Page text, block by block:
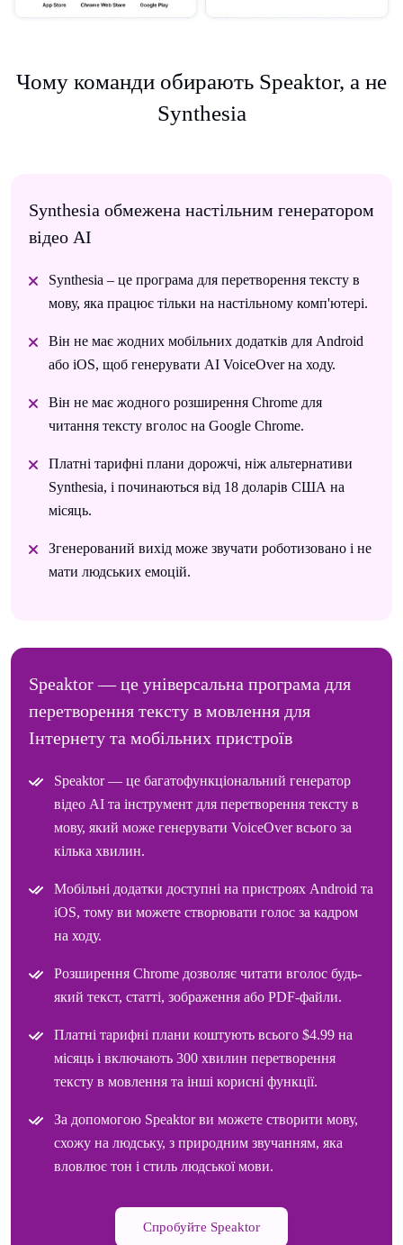
Чому команди обирають Speaktor, а не
Synthesia
Synthesia обмежена настільним генератором
відео AI
Synthesia – це програма для перетворення тексту в
мову, яка працює тільки на настільному комп'ютері.
Він не має жодних мобільних додатків для Android
або iOS, щоб генерувати AI VoiceOver на ходу.
Він не має жодного розширення Chrome для
читання тексту вголос на Google Chrome.
Платні тарифні плани дорожчі, ніж альтернативи
Synthesia, і починаються від 18 доларів США на
місяць.
Згенерований вихід може звучати роботизовано і не
мати людських емоцій.
Speaktor — це універсальна програма для
перетворення тексту в мовлення для
Інтернету та мобільних пристроїв
Speaktor — це багатофункціональний генератор
відео AI та інструмент для перетворення тексту в
мову, який може генерувати VoiceOver всього за
кілька хвилин.
Мобільні додатки доступні на пристроях Android та
iOS, тому ви можете створювати голос за кадром
на ходу.
Розширення Chrome дозволяє читати вголос будь-
який текст, статті, зображення або PDF-файли.
Платні тарифні плани коштують всього $4.99 на
місяць і включають 300 хвилин перетворення
тексту в мовлення та інші корисні функції.
За допомогою Speaktor ви можете створити мову,
схожу на людську, з природним звучанням, яка
вловлює тон і стиль людської мови.
Спробуйте Speaktor